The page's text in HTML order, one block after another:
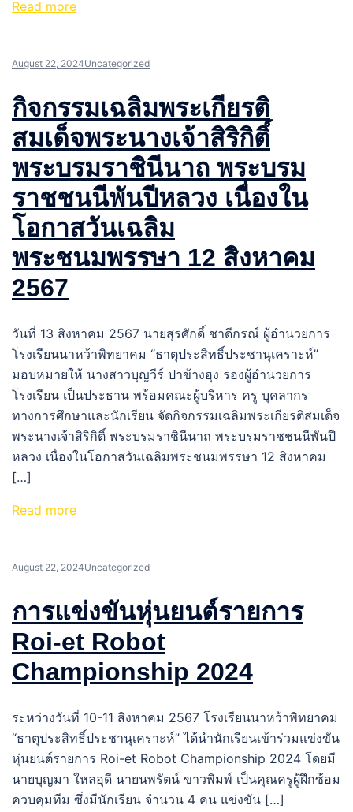
Read more
August 22, 2024Uncategorized
กิจกรรมเฉลิมพระเกียรติ
สมเด็จพระนางเจ้าสิริกิติ์
พระบรมราชินีนาถ พระบรม
ราชชนนีพันปีหลวง เนื่องใน
โอกาสวันเฉลิม
พระชนมพรรษา 12 สิงหาคม
2567
วันที่ 13 สิงหาคม 2567 นายสุรศักดิ์ ชาดีกรณ์ ผู้อำนวยการ
โรงเรียนนาหว้าพิทยาคม “ธาตุประสิทธิ์ประชานุเคราะห์”
มอบหมายให้ นางสาวบุญวีร์ ปาข้างฮุง รองผู้อำนวยการ
โรงเรียน เป็นประธาน พร้อมคณะผู้บริหาร ครู บุคลากร
ทางการศึกษาและนักเรียน จัดกิจกรรมเฉลิมพระเกียรติสมเด็จ
พระนางเจ้าสิริกิติ์ พระบรมราชินีนาถ พระบรมราชชนนีพันปี
หลวง เนื่องในโอกาสวันเฉลิมพระชนมพรรษา 12 สิงหาคม
[…]
Read more
August 22, 2024Uncategorized
การแข่งขันหุ่นยนต์รายการ
Roi-et Robot
Championship 2024
ระหว่างวันที่ 10-11 สิงหาคม 2567 โรงเรียนนาหว้าพิทยาคม
“ธาตุประสิทธิ์ประชานุเคราะห์” ได้นำนักเรียนเข้าร่วมแข่งขัน
หุ่นยนต์รายการ Roi-et Robot Championship 2024 โดยมี
นายบุญมา ใหลอุดี นายนพรัตน์ ขาวพิมพ์ เป็นคุณครูผู้ฝึกซ้อม
ควบคุมทีม ซึ่งมีนักเรียน จำนวน 4 คน แข่งขัน […]